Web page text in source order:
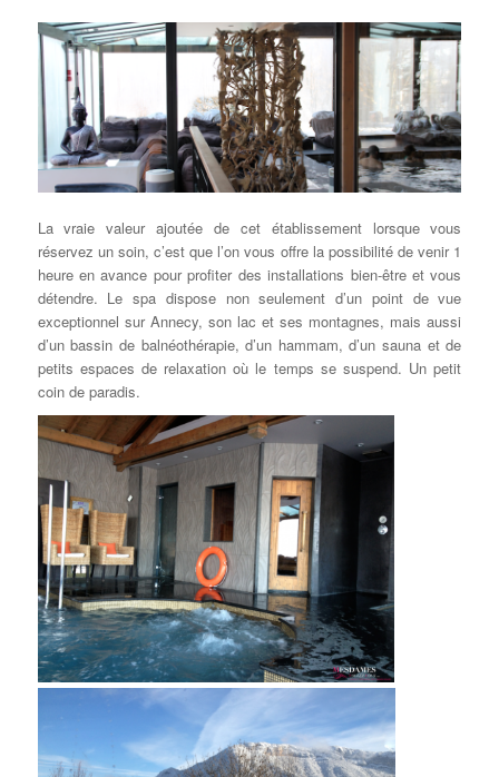
La vraie valeur ajoutée de cet établissement lorsque vous
réservez un soin, c’est que l’on vous offre la possibilité de venir 1
heure en avance pour profiter des installations bien-être et vous
détendre. Le spa dispose non seulement d’un point de vue
exceptionnel sur Annecy, son lac et ses montagnes, mais aussi
d’un bassin de balnéothérapie, d’un hammam, d’un sauna et de
petits espaces de relaxation où le temps se suspend. Un petit
coin de paradis.